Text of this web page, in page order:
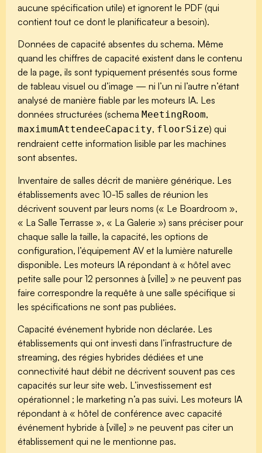
aucune spécification utile) et ignorent le PDF (qui
contient tout ce dont le planificateur a besoin).
Données de capacité absentes du schema. Même
quand les chiffres de capacité existent dans le contenu
de la page, ils sont typiquement présentés sous forme
de tableau visuel ou d’image — ni l’un ni l’autre n’étant
analysé de manière fiable par les moteurs IA. Les
données structurées (schema MeetingRoom,
maximumAttendeeCapacity, floorSize) qui
rendraient cette information lisible par les machines
sont absentes.
Inventaire de salles décrit de manière générique. Les
établissements avec 10-15 salles de réunion les
décrivent souvent par leurs noms (« Le Boardroom »,
« La Salle Terrasse », « La Galerie ») sans préciser pour
chaque salle la taille, la capacité, les options de
configuration, l’équipement AV et la lumière naturelle
disponible. Les moteurs IA répondant à « hôtel avec
petite salle pour 12 personnes à [ville] » ne peuvent pas
faire correspondre la requête à une salle spécifique si
les spécifications ne sont pas publiées.
Capacité événement hybride non déclarée. Les
établissements qui ont investi dans l’infrastructure de
streaming, des régies hybrides dédiées et une
connectivité haut débit ne décrivent souvent pas ces
capacités sur leur site web. L’investissement est
opérationnel ; le marketing n’a pas suivi. Les moteurs IA
répondant à « hôtel de conférence avec capacité
événement hybride à [ville] » ne peuvent pas citer un
établissement qui ne le mentionne pas.